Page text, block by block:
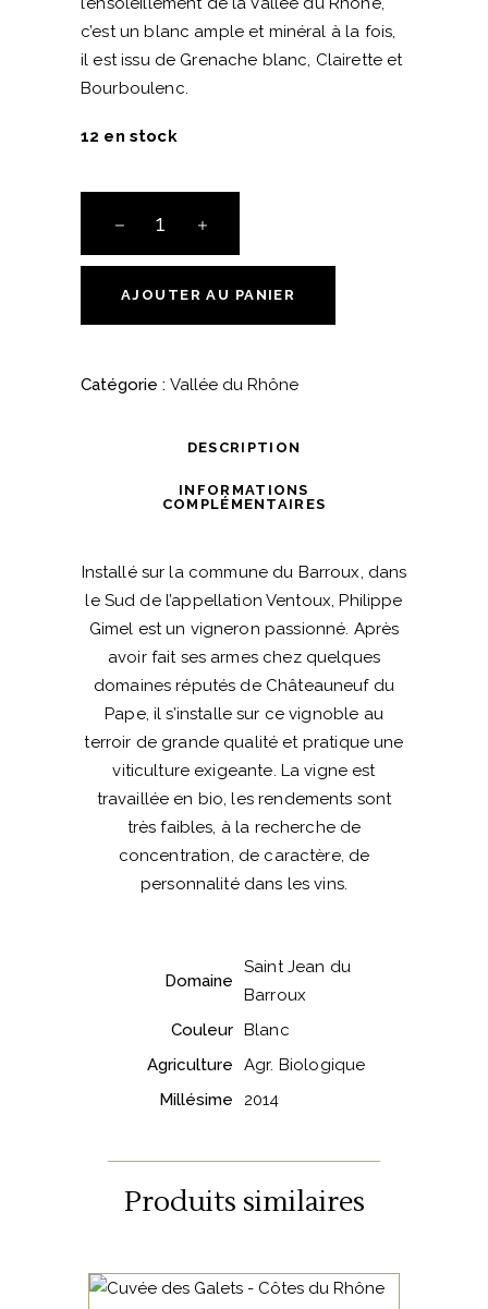
c’est un blanc ample et minéral à la fois,
il est issu de Grenache blanc, Clairette et
Bourboulenc.
12 en stock
Jean
du
Barroux
2016-
AJOUTER AU PANIER
Catégorie : Vallée du Rhône
DESCRIPTION
INFORMATIONS
COMPLÉMENTAIRES
Installé sur la commune du Barroux, dans
le Sud de l’appellation Ventoux, Philippe
Gimel est un vigneron passionné. Après
avoir fait ses armes chez quelques
domaines réputés de Châteauneuf du
Pape, il s’installe sur ce vignoble au
terroir de grande qualité et pratique une
viticulture exigeante. La vigne est
travaillée en bio, les rendements sont
très faibles, à la recherche de
concentration, de caractère, de
personnalité dans les vins.
Domaine
Saint Jean du
Barroux
Couleur Blanc
Agriculture
Agr. Biologique
Millésime
2014
Produits similaires